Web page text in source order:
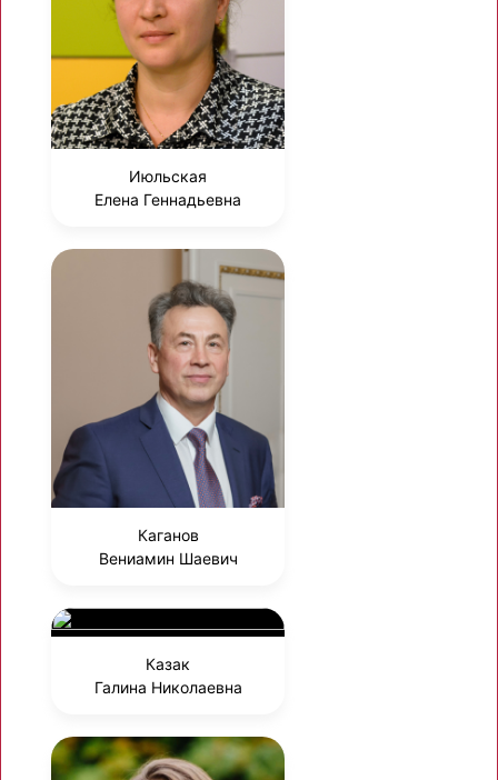
Июльская
Елена Геннадьевна
Каганов
Вениамин Шаевич
Казак
Галина Николаевна